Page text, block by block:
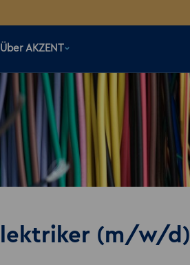
Über AKZENT
(m/w/d)